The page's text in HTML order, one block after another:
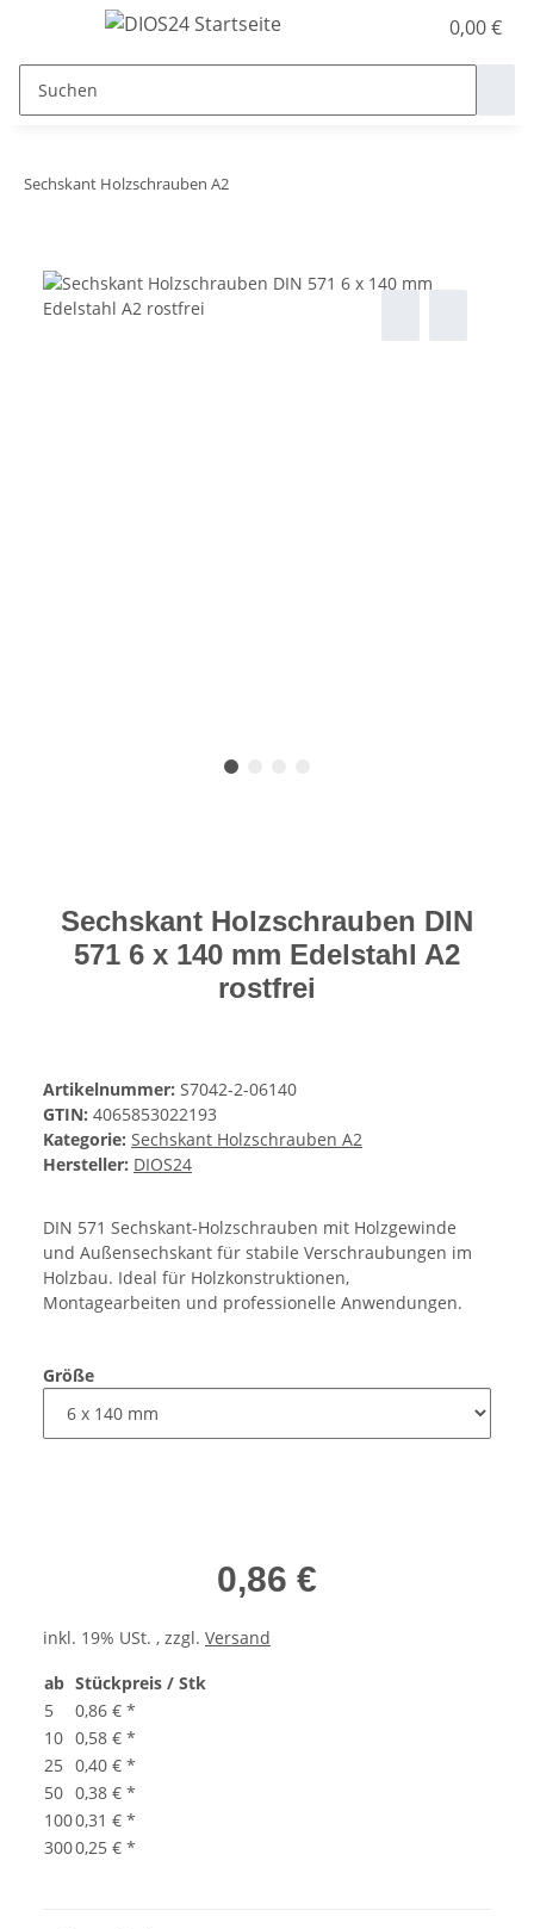
0,00 €
Sechskant Holzschrauben A2
Sechskant Holzschrauben DIN
571 6 x 140 mm Edelstahl A2
rostfrei
Artikelnummer: S7042-2-06140
GTIN: 4065853022193
Kategorie: Sechskant Holzschrauben A2
Hersteller: DIOS24
DIN 571 Sechskant-Holzschrauben mit Holzgewinde
und Außensechskant für stabile Verschraubungen im
Holzbau. Ideal für Holzkonstruktionen,
Montagearbeiten und professionelle Anwendungen.
Größe
0,86 €
inkl. 19% USt. , zzgl. Versand
ab Stückpreis / Stk
5
0,86 € *
10 0,58 € *
25 0,40 € *
50 0,38 € *
1000,31 € *
3000,25 € *